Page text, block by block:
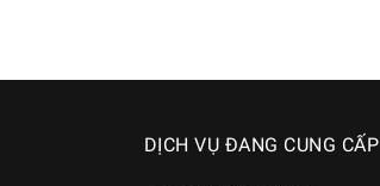
DỊCH VỤ ĐANG CUNG CẤP